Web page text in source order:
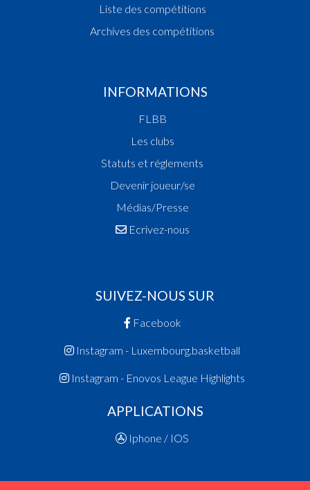
Liste des compétitions
Archives des compétitions
INFORMATIONS
FLBB
Les clubs
Statuts et réglements
Devenir joueur/se
Médias/Presse
Ecrivez-nous
SUIVEZ-NOUS SUR
Facebook
Instagram - Luxembourg.basketball
Instagram - Enovos League Highlights
APPLICATIONS
Iphone / IOS